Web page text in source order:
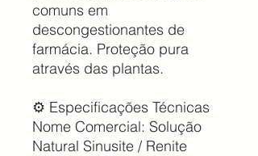
comuns em
descongestionantes de
farmácia. Proteção pura
através das plantas.
⚙️ Especificações Técnicas
Nome Comercial: Solução
Natural Sinusite / Renite